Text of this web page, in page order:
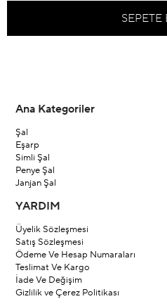
Ana Kategoriler
Şal
Eşarp
Simli Şal
Penye Şal
Janjan Şal
YARDIM
Üyelik Sözleşmesi
Satış Sözleşmesi
Ödeme Ve Hesap Numaraları
Teslimat Ve Kargo
İade Ve Değişim
Gizlilik ve Çerez Politikası